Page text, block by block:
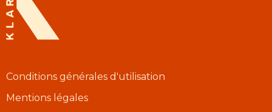
Conditions générales d'utilisation
Mentions légales